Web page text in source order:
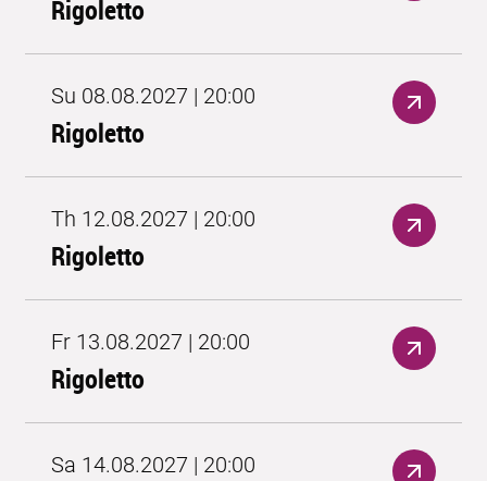
Rigoletto
Su 08.08.2027 | 20:00
Rigoletto
Th 12.08.2027 | 20:00
Rigoletto
Fr 13.08.2027 | 20:00
Rigoletto
Sa 14.08.2027 | 20:00